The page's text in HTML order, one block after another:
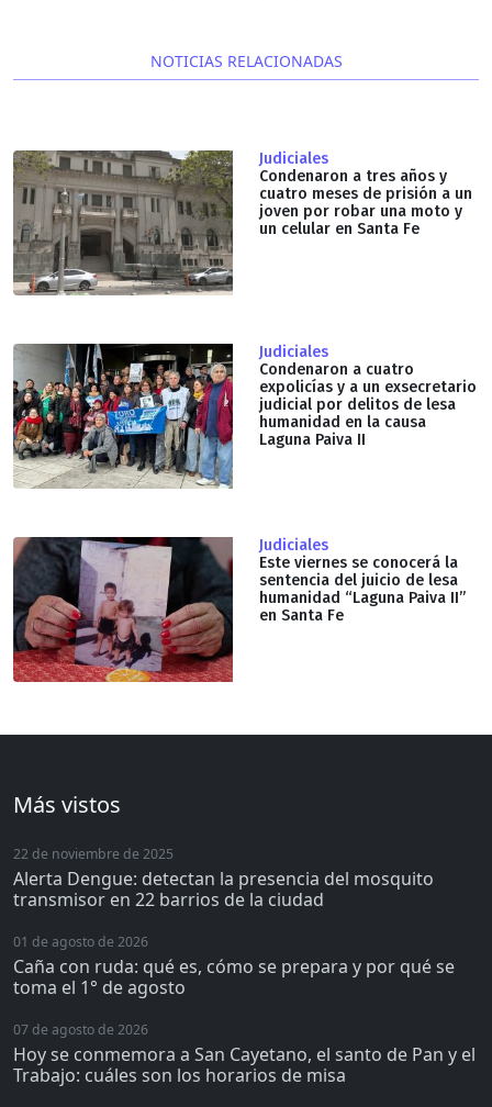
NOTICIAS RELACIONADAS
Judiciales
Condenaron a tres años y
cuatro meses de prisión a un
joven por robar una moto y
un celular en Santa Fe
Judiciales
Condenaron a cuatro
expolicías y a un exsecretario
judicial por delitos de lesa
humanidad en la causa
Laguna Paiva II
Judiciales
Este viernes se conocerá la
sentencia del juicio de lesa
humanidad “Laguna Paiva II”
en Santa Fe
Más vistos
22 de noviembre de 2025
Alerta Dengue: detectan la presencia del mosquito
transmisor en 22 barrios de la ciudad
01 de agosto de 2026
Caña con ruda: qué es, cómo se prepara y por qué se
toma el 1° de agosto
07 de agosto de 2026
Hoy se conmemora a San Cayetano, el santo de Pan y el
Trabajo: cuáles son los horarios de misa